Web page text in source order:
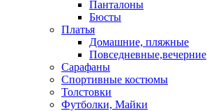
Панталоны
Бюсты
Платья
Домашние, пляжные
Повседневные,вечерние
Сарафаны
Спортивные костюмы
Толстовки
Футболки, Майки